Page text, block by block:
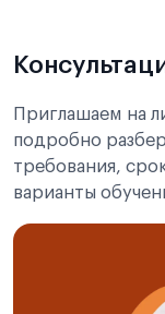
Приглашаем на
подробно
требования,
варианты